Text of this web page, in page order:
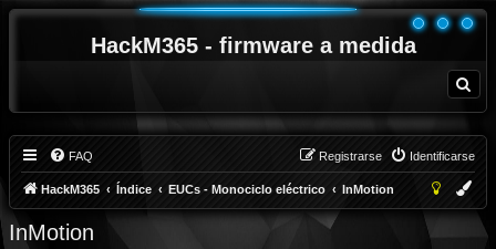
HackM365 - firmware a medida
u
FAQ Identificarse
Registrarse
HackM365 Índice EUCs - Monociclo eléctrico InMotion
InMotion